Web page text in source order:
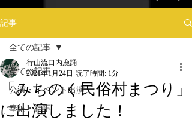
記事
全ての記事
公演・イベント出演
奉納・神事
全ての記事
「みちのく民俗村まつり」
に出演しました！
行山流口内鹿踊
2021年1月24日 読了時間: 1分